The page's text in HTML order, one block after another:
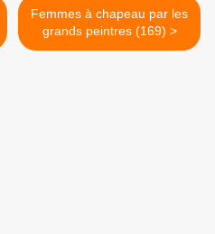
Femmes à chapeau par les
grands peintres (169) >